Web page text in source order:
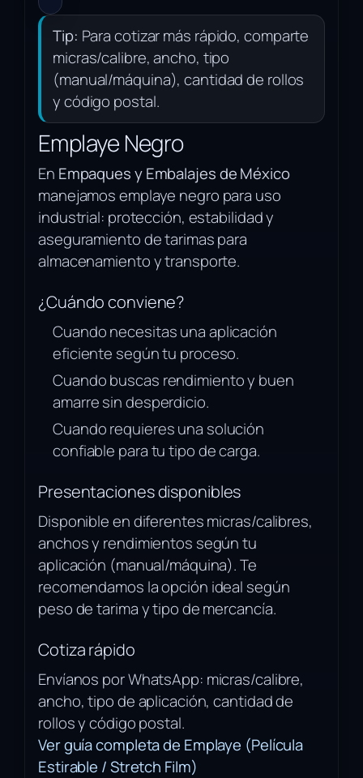
Tip: Para cotizar más rápido, comparte
micras/calibre, ancho, tipo
(manual/máquina), cantidad de rollos
y código postal.
Emplaye Negro
En Empaques y Embalajes de México
manejamos emplaye negro para uso
industrial: protección, estabilidad y
aseguramiento de tarimas para
almacenamiento y transporte.
¿Cuándo conviene?
Cuando necesitas una aplicación
eficiente según tu proceso.
Cuando buscas rendimiento y buen
amarre sin desperdicio.
Cuando requieres una solución
confiable para tu tipo de carga.
Presentaciones disponibles
Disponible en diferentes micras/calibres,
anchos y rendimientos según tu
aplicación (manual/máquina). Te
recomendamos la opción ideal según
peso de tarima y tipo de mercancía.
Cotiza rápido
Envíanos por WhatsApp: micras/calibre,
ancho, tipo de aplicación, cantidad de
rollos y código postal.
Ver guía completa de Emplaye (Película
Estirable / Stretch Film)